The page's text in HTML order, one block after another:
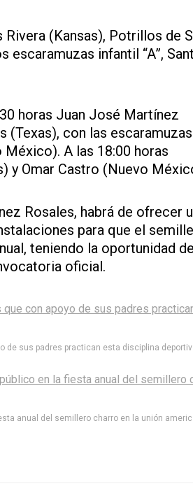
(Kansas), Potrillos de
escaramuzas infantil “A”,
horas Juan José Martínez
(Texas), con las escaramuzas
México). A las 18:00 horas
y Omar Castro (Nuevo
Rosales, habrá de ofrecer
para que el
teniendo la oportunidad de
oficial.
de sus padres practican esta disciplina
anual del semillero charro en la unión